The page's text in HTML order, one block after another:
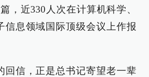
，近330人次在计算机科学、
信息领域国际顶级会议上作报
回信，正是总书记寄望老一辈